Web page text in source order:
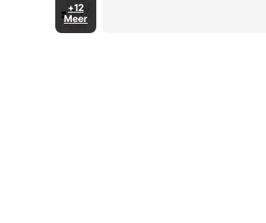
+12
Meer